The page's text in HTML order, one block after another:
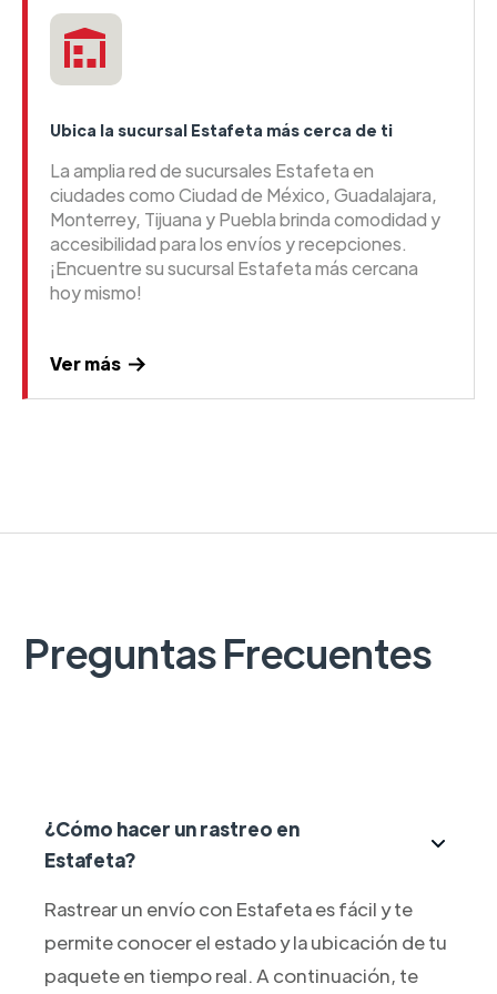
Ubica la sucursal Estafeta más cerca de ti
La amplia red de sucursales Estafeta en
ciudades como Ciudad de México, Guadalajara,
Monterrey, Tijuana y Puebla brinda comodidad y
accesibilidad para los envíos y recepciones.
¡Encuentre su sucursal Estafeta más cercana
hoy mismo!
Ver más
Preguntas Frecuentes
¿Cómo hacer un rastreo en
Estafeta?
Rastrear un envío con Estafeta es fácil y te
permite conocer el estado y la ubicación de tu
paquete en tiempo real. A continuación, te